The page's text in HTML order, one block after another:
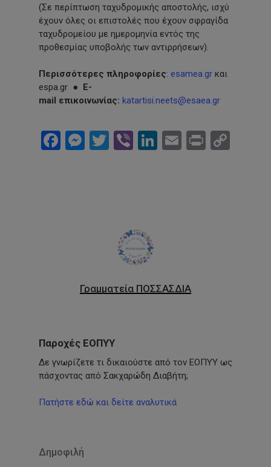
(Σε περίπτωση ταχυδρομικής αποστολής, ισχύ
έχουν όλες οι επιστολές που έχουν σφραγίδα
ταχυδρομείου με ημερομηνία εντός της
προθεσμίας υποβολής των αντιρρήσεων).
Περισσότερες πληροφορίες: esamea.gr και
espa.gr ● E-
mail επικοινωνίας: katartisi.neets@esaea.gr
Facebook
Messenger
Twitter
ViberLinkedIn
Email
Print
Γραμματεία ΠΟΣΣΑΣΔΙΑ
Παροχές ΕΟΠΥΥ
Δε γνωρίζετε τι δικαιούστε από τον ΕΟΠΥΥ ως
πάσχοντας από Σακχαρώδη Διαβήτη;
Πατήστε εδώ και δείτε αναλυτικά
Δημοφιλή